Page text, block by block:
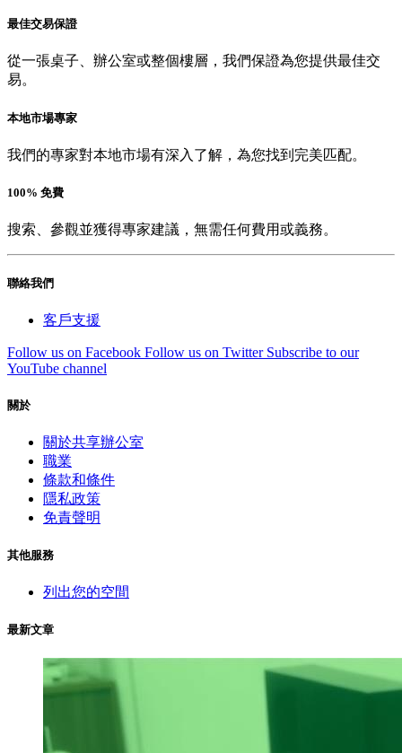
最佳交易保證
從一張桌子、辦公室或整個樓層，我們保證為您提供最佳交
易。
本地市場專家
我們的專家對本地市場有深入了解，為您找到完美匹配。
100% 免費
搜索、參觀並獲得專家建議，無需任何費用或義務。
聯絡我們
客戶支援
Follow us on Facebook Follow us on Twitter Subscribe to our
YouTube channel
關於
關於共享辦公室
職業
條款和條件
隱私政策
免責聲明
其他服務
列出您的空間
最新文章